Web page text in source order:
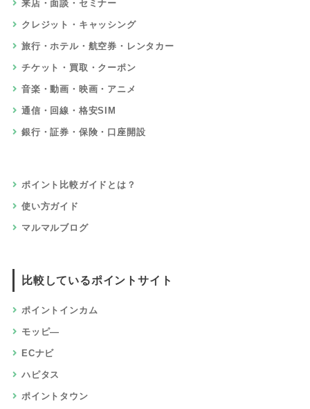
来店・面談・セミナー
クレジット・キャッシング
旅行・ホテル・航空券・レンタカー
チケット・買取・クーポン
音楽・動画・映画・アニメ
通信・回線・格安SIM
銀行・証券・保険・口座開設
ポイント比較ガイドとは？
使い方ガイド
マルマルブログ
比較しているポイントサイト
ポイントインカム
モッピ―
ECナビ
ハピタス
ポイントタウン